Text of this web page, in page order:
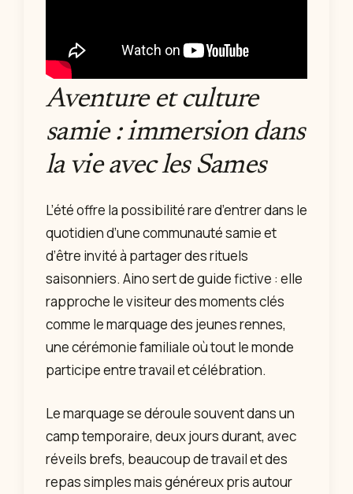
Aventure et culture
samie : immersion dans
la vie avec les Sames
L’été offre la possibilité rare d’entrer dans le
quotidien d’une communauté samie et
d’être invité à partager des rituels
saisonniers. Aino sert de guide fictive : elle
rapproche le visiteur des moments clés
comme le marquage des jeunes rennes,
une cérémonie familiale où tout le monde
participe entre travail et célébration.
Le marquage se déroule souvent dans un
camp temporaire, deux jours durant, avec
réveils brefs, beaucoup de travail et des
repas simples mais généreux pris autour